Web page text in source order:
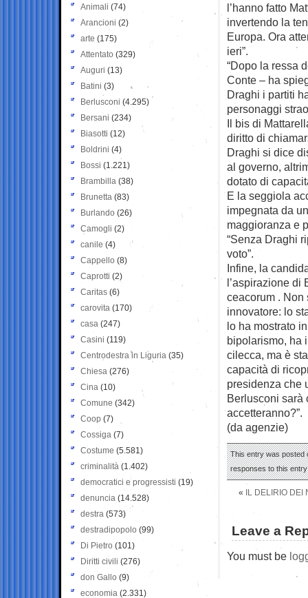
l’hanno fatto
invertendo la
Europa. Ora
ieri”.
“Dopo la ressa
Conte – ha
Draghi i partiti
personaggi
Il bis di
diritto di
Draghi si dice
al governo,
dotato di
E la seggiola
impegnata da
maggioranza e
“Senza Draghi
voto”.
Infine, la
l’aspirazione di
ceacorum . Non
innovatore: lo
lo ha mostrato
bipolarismo, ha
cilecca, ma è
capacità di
presidenza che
Berlusconi sarà
accetteranno?”.
(da agenzie)
This entry was posted
responses to this
« IL DELIRIO
Leave a
You must be
Animali (74)
Arancioni (2)
arte (175)
Attentato (329)
Auguri (13)
Batini (3)
Berlusconi (4.295)
Bersani (234)
Biasotti (12)
Boldrini (4)
Bossi (1.221)
Brambilla (38)
Brunetta (83)
Burlando (26)
Camogli (2)
canile (4)
Cappello (8)
Caprotti (2)
Caritas (6)
carovita (170)
casa (247)
Casini (119)
Centrodestra in Liguria (35)
Chiesa (276)
Cina (10)
Comune (342)
Coop (7)
Cossiga (7)
Costume (5.581)
criminalità (1.402)
democratici e progressisti (19)
denuncia (14.528)
destra (573)
destradipopolo (99)
Di Pietro (101)
Diritti civili (276)
don Gallo (9)
economia (2.331)